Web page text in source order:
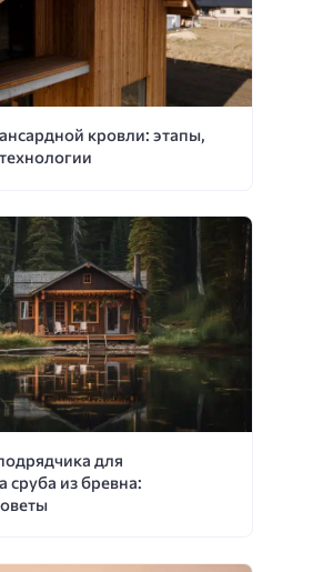
кровли: этапы,
для
сруба из бревна: